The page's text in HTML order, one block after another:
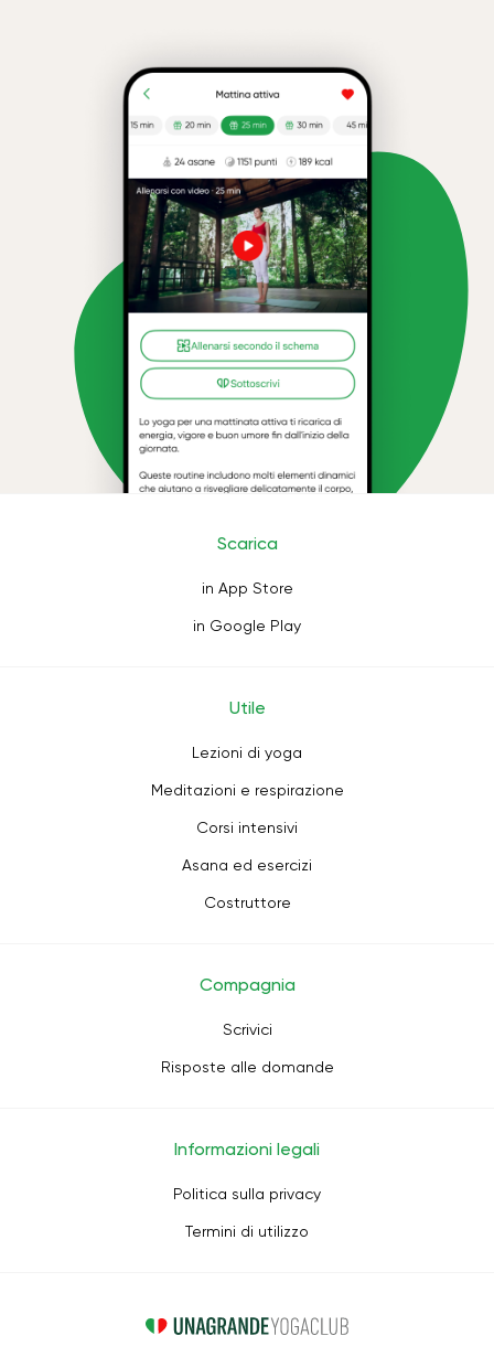
Scarica
in App Store
in Google Play
Utile
Lezioni di yoga
Meditazioni e respirazione
Corsi intensivi
Asana ed esercizi
Costruttore
Compagnia
Scrivici
Risposte alle domande
Informazioni legali
Politica sulla privacy
Termini di utilizzo